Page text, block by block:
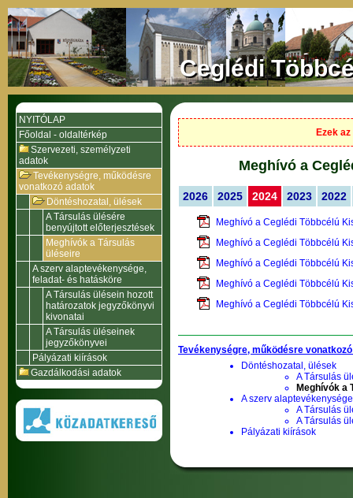
Ceglédi
NYITÓLAP
Főoldal - oldaltérkép
Szervezeti, személyzeti
adatok
Tevékenységre, működésre
vonatkozó adatok
Döntéshozatal, ülések
A Társulás ülésére
benyújtott előterjesztések
Meghívók a Társulás
üléseire
A szerv alaptevékenysége,
feladat- és hatásköre
A Társulás ülésein hozott
határozatok jegyzőkönyvi
kivonatai
A Társulás üléseinek
jegyzőkönyvei
Pályázati kiírások
Gazdálkodási adatok
Ezek
Meghívó a
2026 2025 2024 2023 2022
Meghívó a Ceglédi Többcélú
Meghívó a Ceglédi Többcélú
Meghívó a Ceglédi Többcélú
Meghívó a Ceglédi Többcélú
Meghívó a Ceglédi Többcélú
Tevékenységre, működésre
Döntéshozatal, ülések
A Társulás
Meghívók a
A szerv
A Társulás
A Társulás
Pályázati kiírások